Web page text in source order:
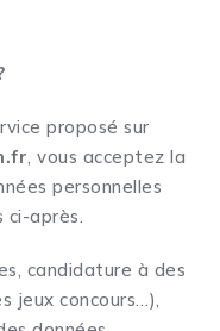
proposé sur
, vous acceptez la
personnelles
ci-après.
candidature à des
jeux concours…),